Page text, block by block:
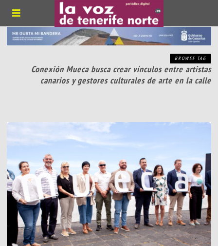
BROWSE TAG
Conexión Mueca busca crear vínculos entre artistas
canarios y gestores culturales de arte en la calle